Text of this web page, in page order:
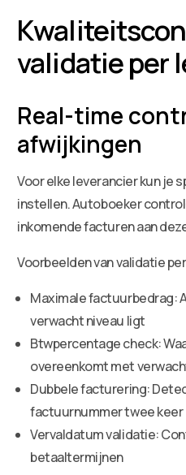
validatie per
Real-time
afwijkingen
Voor elke leverancier kun je
instellen. Autoboeker
inkomende facturen aan
Voorbeelden van validatie
Maximale factuurbedrag:
verwacht niveau ligt
Btwpercentage check:
overeenkomt met
Dubbele facturering:
factuurnummer twee keer
Vervaldatum validatie:
betaaltermijnen